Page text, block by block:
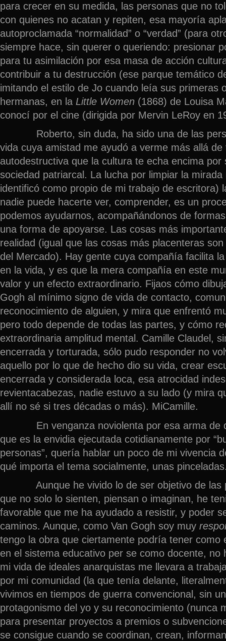
para crecer en su medida, las personas que no
con quienes no acatan y repiten, esa mayoría
autoproclamada “normalidad” o “verdad” (para
siempre hace, sin querer o queriendo: presionar
para tu asimilación por esa masa de acción
contribuir a tu destrucción (ese parque temático
imitando el estilo de Jo cuando leía sus primeras
hermanas, en la Little Women (1868) de Louisa
conocí por el cine (dirigida por Mervin LeRoy en
Roberto, sin duda, ha sido una de las
vida cuya amistad me ayudó a verme más allá de
autodestructiva que la cultura te echa encima por
sociedad patriarcal. La lucha por limpiar la
identificó como propio de mi trabajo de escritora)
nadie puede hacerte ver, comprender, es un
podemos ayudarnos, acompañándonos de
una forma de apoyarse. Las cosas más
realidad (igual que las cosas más placenteras son
del Mercado). Hay gente cuya compañía facilita
en la vida, y es que la mera compañía en este
valor y un efecto extraordinario. Fijaos cómo
Gogh al mínimo signo de vida de contacto,
reconocimiento de alguien, y mira que enfrentó
pero todo depende de todas las partes, y cómo
extraordinaria amplitud mental. Camille Claudel,
encerrada y torturada, sólo pudo responder no
aquello por lo que de hecho dio su vida, crear
encerrada y considerada loca, esa atrocidad
revientacabezas, nadie estuvo a su lado (y mira
allí no sé si tres décadas o más). MiCamille.
En venganza noviolenta por esa arma de
que es la envidia ejecutada cotidianamente por
personas”, quería hablar un poco de mi vivencia
qué importa el tema socialmente, unas
Aunque he vivido lo de ser objetivo de las
que no solo lo sienten, piensan o imaginan, he
favorable que me ha ayudado a resistir, y poder
caminos. Aunque, como Van Gogh soy muy
tengo la obra que ciertamente podría tener como
en el sistema educativo per se como docente, no
mi vida de ideales anarquistas me llevara a
por mi comunidad (la que tenía delante,
vivimos en tiempos de guerra convencional, sin
protagonismo del yo y su reconocimiento (nunca
para presentar proyectos a premios o
se consigue cuando se coordinan, crean,